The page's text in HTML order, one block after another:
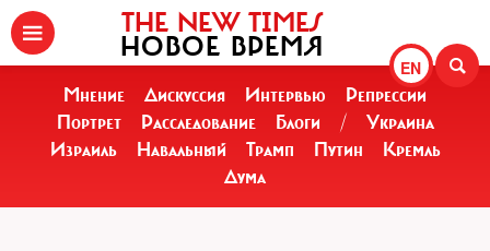
EN
THE NEW TIMES
НОВОЕ ВРЕМЯ
Мнение Дискуссия Интервью
Репрессии
Портрет
Расследование Блоги /
Украина
Израиль
Навальный Трамп Путин
Кремль
Дума